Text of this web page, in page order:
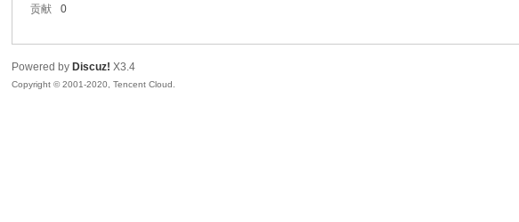
贡献
0
Powered by Discuz! X3.4
Copyright © 2001-2020, Tencent Cloud.